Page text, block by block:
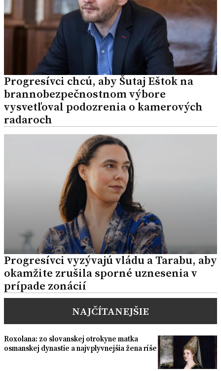
Progresívci chcú, aby Šutaj Eštok na
brannobezpečnostnom výbore
vysvetľoval podozrenia o kamerových
radaroch
Progresívci vyzývajú vládu a Tarabu, aby
okamžite zrušila sporné uznesenia v
prípade zonácií
NAJČÍTANEJŠIE
Roxolana: zo slovanskej otrokyne matka
osmanskej dynastie a najvplyvnejšia žena ríše